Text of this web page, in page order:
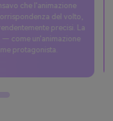
provato il trend del video
su TikTok. Le reazioni
adorato la versione elfo
virale nel mio feed